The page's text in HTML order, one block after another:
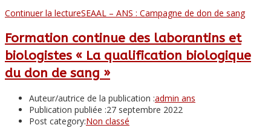
Continuer la lectureSEAAL – ANS : Campagne de don de sang
Formation continue des laborantins et
biologistes « La qualification biologique
du don de sang »
Auteur/autrice de la publication :admin ans
Publication publiée :27 septembre 2022
Post category:Non classé